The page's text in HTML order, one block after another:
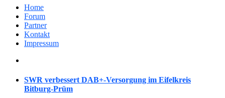
Home
Forum
Partner
Kontakt
Impressum
SWR verbessert DAB+-Versorgung im Eifelkreis
Bitburg-Prüm